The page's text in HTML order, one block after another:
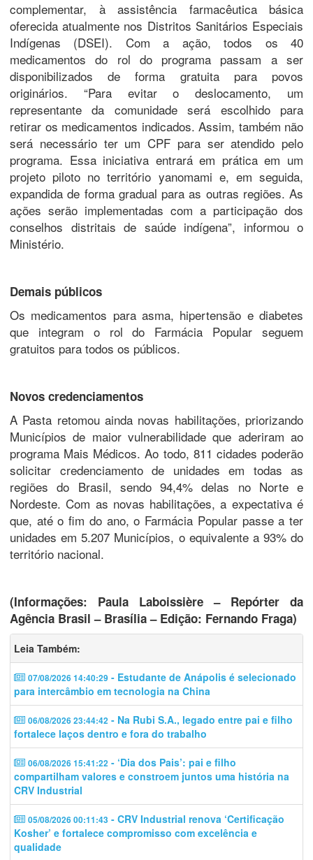
complementar, à assistência farmacêutica básica
oferecida atualmente nos Distritos Sanitários Especiais
Indígenas (DSEI). Com a ação, todos os 40
medicamentos do rol do programa passam a ser
disponibilizados de forma gratuita para povos
originários. “Para evitar o deslocamento, um
representante da comunidade será escolhido para
retirar os medicamentos indicados. Assim, também não
será necessário ter um CPF para ser atendido pelo
programa. Essa iniciativa entrará em prática em um
projeto piloto no território yanomami e, em seguida,
expandida de forma gradual para as outras regiões. As
ações serão implementadas com a participação dos
conselhos distritais de saúde indígena”, informou o
Ministério.
Demais públicos
Os medicamentos para asma, hipertensão e diabetes
que integram o rol do Farmácia Popular seguem
gratuitos para todos os públicos.
Novos credenciamentos
A Pasta retomou ainda novas habilitações, priorizando
Municípios de maior vulnerabilidade que aderiram ao
programa Mais Médicos. Ao todo, 811 cidades poderão
solicitar credenciamento de unidades em todas as
regiões do Brasil, sendo 94,4% delas no Norte e
Nordeste. Com as novas habilitações, a expectativa é
que, até o fim do ano, o Farmácia Popular passe a ter
unidades em 5.207 Municípios, o equivalente a 93% do
território nacional.
(Informações: Paula Laboissière – Repórter da
Agência Brasil – Brasília – Edição: Fernando Fraga)
Leia Também:
07/08/2026 14:40:29 - Estudante de Anápolis é selecionado
para intercâmbio em tecnologia na China
06/08/2026 23:44:42 - Na Rubi S.A., legado entre pai e filho
fortalece laços dentro e fora do trabalho
06/08/2026 15:41:22 - ‘Dia dos Pais’: pai e filho
compartilham valores e constroem juntos uma história na
CRV Industrial
05/08/2026 00:11:43 - CRV Industrial renova ‘Certificação
Kosher’ e fortalece compromisso com excelência e
qualidade